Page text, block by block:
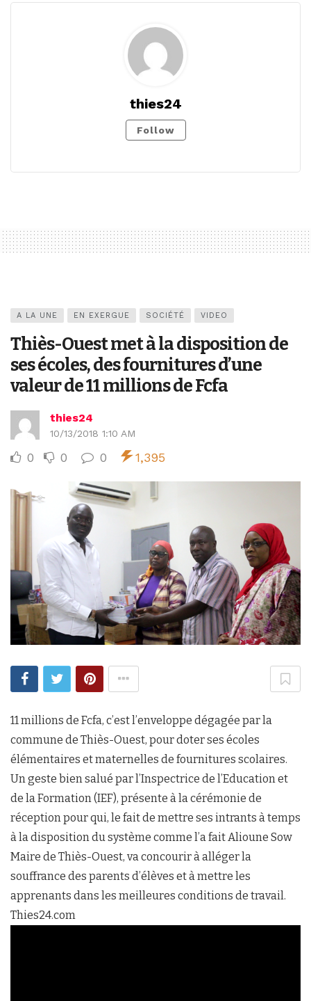
thies24
Follow
A LA UNE EN EXERGUE SOCIÉTÉ VIDEO
Thiès-Ouest met à la disposition de
ses écoles, des fournitures d’une
valeur de 11 millions de Fcfa
thies24
10/13/2018 1:10 AM
0 0 0 1,395
11 millions de Fcfa, c’est l’enveloppe dégagée par la
commune de Thiès-Ouest, pour doter ses écoles
élémentaires et maternelles de fournitures scolaires.
Un geste bien salué par l’Inspectrice de l’Education et
de la Formation (IEF), présente à la cérémonie de
réception pour qui, le fait de mettre ses intrants à temps
à la disposition du système comme l’a fait Alioune Sow
Maire de Thiès-Ouest, va concourir à alléger la
souffrance des parents d’élèves et à mettre les
apprenants dans les meilleures conditions de travail.
Thies24.com